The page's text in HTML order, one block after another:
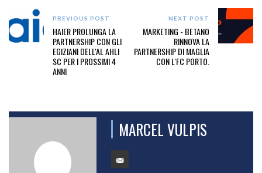
PREVIOUS POST
HAIER PROLUNGA LA
PARTNERSHIP CON GLI
EGIZIANI DELL'AL AHLI
SC PER I PROSSIMI 4
ANNI
NEXT POST
MARKETING - BETANO
RINNOVA LA
PARTNERSHIP DI MAGLIA
CON L'FC PORTO.
MARCEL VULPIS